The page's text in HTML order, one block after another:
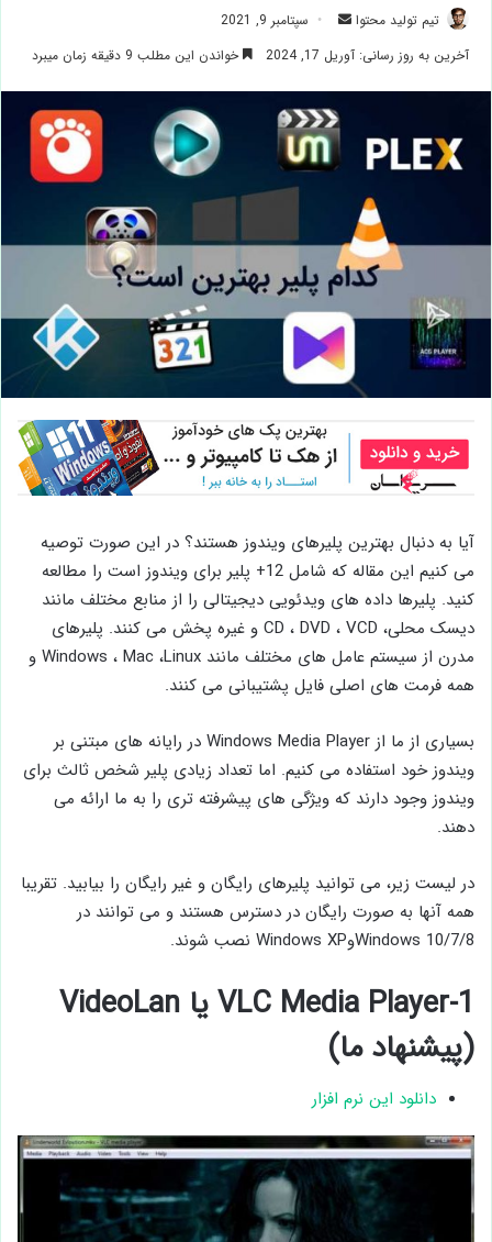
تیم تولید محتوا
ارسال
ایمیل
سپتامبر 9, 2021
آخرین به روز رسانی: آوریل 17, 2024
خواندن این مطلب 9 دقیقه زمان میبرد
آیا به دنبال بهترین پلیرهای ویندوز هستند؟ در این صورت توصیه
می کنیم این مقاله که شامل 12+ پلیر برای ویندوز است را مطالعه
کنید. پلیرها داده های ویدئویی دیجیتالی را از منابع مختلف مانند
دیسک محلی، CD ، DVD ، VCD و غیره پخش می کنند. پلیرهای
مدرن از سیستم عامل های مختلف مانند Windows ، Mac ،Linux و
همه فرمت های اصلی فایل پشتیبانی می کنند.
بسیاری از ما از Windows Media Player در رایانه های مبتنی بر
ویندوز خود استفاده می کنیم. اما تعداد زیادی پلیر شخص ثالث برای
ویندوز وجود دارند که ویژگی های پیشرفته تری را به ما ارائه می
دهند.
در لیست زیر، می توانید پلیرهای رایگان و غیر رایگان را بیابید. تقریبا
همه آنها به صورت رایگان در دسترس هستند و می توانند در
Windows 10/7/8وWindows XP نصب شوند.
1-VLC Media Player یا VideoLan
(پیشنهاد ما)
دانلود این نرم افزار